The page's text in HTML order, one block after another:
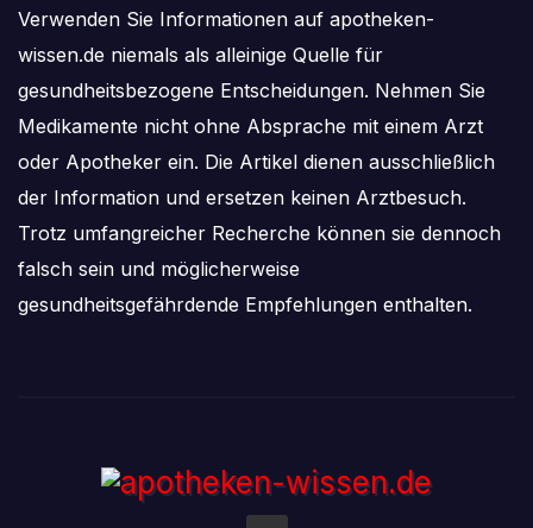
Verwenden Sie Informationen auf apotheken-
wissen.de niemals als alleinige Quelle für
gesundheitsbezogene Entscheidungen. Nehmen Sie
Medikamente nicht ohne Absprache mit einem Arzt
oder Apotheker ein. Die Artikel dienen ausschließlich
der Information und ersetzen keinen Arztbesuch.
Trotz umfangreicher Recherche können sie dennoch
falsch sein und möglicherweise
gesundheitsgefährdende Empfehlungen enthalten.